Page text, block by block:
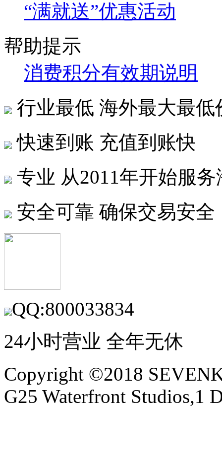
“满就送”优惠活动
帮助提示
消费积分有效期说明
行业最低 海外最大最低
快速到账 充值到账快
专业 从2011年开始服
安全可靠 确保交易安全
QQ:800033834
24小时营业 全年无休
Copyright ©2018
G25 Waterfront Studios,1